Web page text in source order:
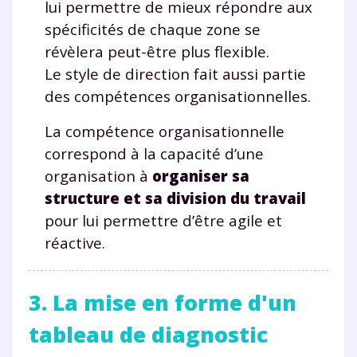
lui permettre de mieux répondre aux
spécificités de chaque zone se
révèlera peut-être plus flexible.
Le style de direction fait aussi partie
des compétences organisationnelles.
La compétence organisationnelle
correspond à la capacité d’une
organisation à organiser sa
structure et sa division du travail
pour lui permettre d’être agile et
réactive.
3. La mise en forme d'un
tableau de diagnostic
Testez gratuitement
pendant 24h notre
plateforme de soutien
scolaire !
Fiches de cours et vidéos,exercices
corrigés ,podcasts de révisions
Unespace dédié aux parentspour
suivre les progrès
la Terminale
Des profs expérimentés disponibles
à la demande par tchat, audio ou
vidéo